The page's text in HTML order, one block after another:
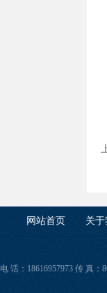
网站首页 关于
电 话：18616957973 传 真：